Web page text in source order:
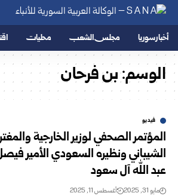
أخبار سوريا مجلس الشعب محليات
الوسم:بن فرحان
فيديو
المؤتمر الصحفي لوزير الخارجية
الشيباني ونظيره السعودي الأمير
عبد الله آل سعود
مايو 31, 2025 أغسطس 11, 2025